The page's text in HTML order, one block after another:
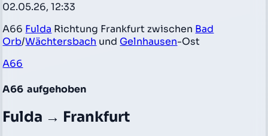
02.05.26, 12:33
A66 Fulda Richtung Frankfurt zwischen Bad
Orb/Wächtersbach und Gelnhausen-Ost
A66
A66 aufgehoben
Fulda → Frankfurt